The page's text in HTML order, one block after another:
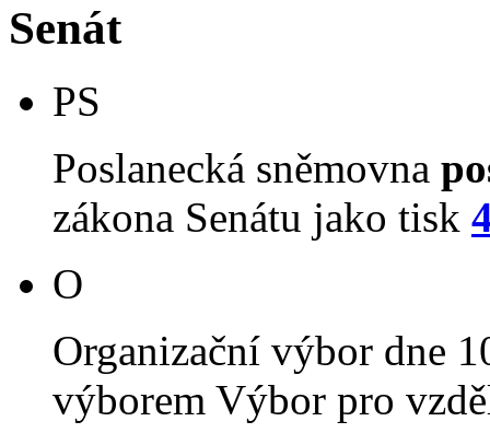
Senát
PS
Poslanecká sněmovna
zákona Senátu jako tisk
O
Organizační výbor dne
výborem Výbor pro